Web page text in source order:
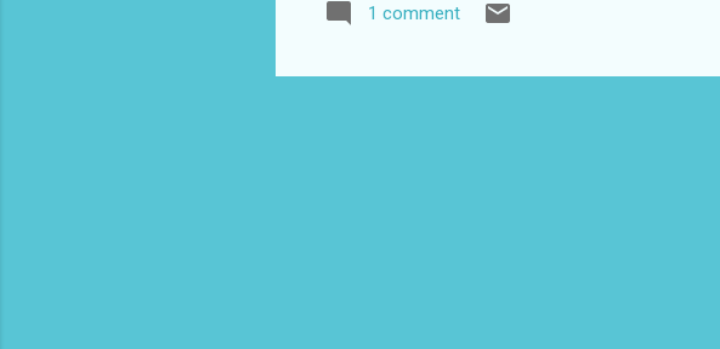
शब्दों को आज भी पुराने संदर्भ और अर्थ में इस्तेमाल करते हैं।
1 comment